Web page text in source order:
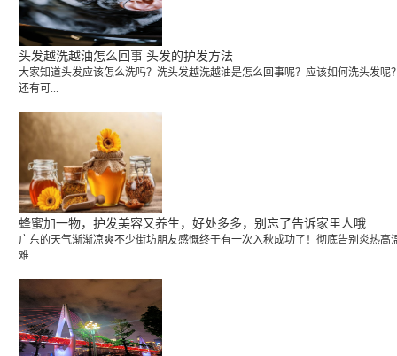
头发越洗越油怎么回事 头发的护发方法
大家知道头发应该怎么洗吗？洗头发越洗越油是怎么回事呢？应该如何洗
还有可...
蜂蜜加一物，护发美容又养生，好处多多，别忘了告诉家里人哦
广东的天气渐渐凉爽不少街坊朋友感慨终于有一次入秋成功了！彻底告别炎热
难...